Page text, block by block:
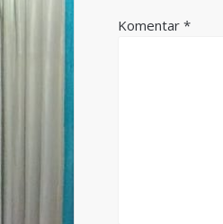
Komentar*